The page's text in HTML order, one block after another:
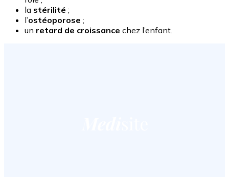
la stérilité ;
l’ostéoporose ;
un retard de croissance chez l’enfant.